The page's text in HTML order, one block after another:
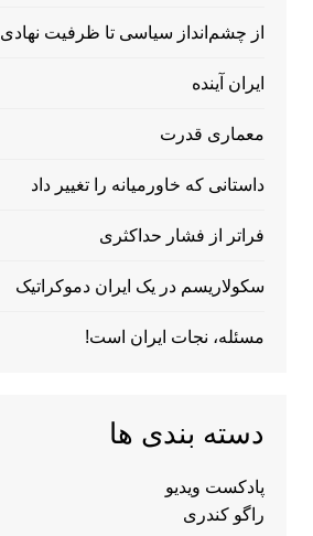
از چشم‌انداز سیاسی تا ظرفیت نهادی
ایران آینده
معماری قدرت
داستانی که خاورمیانه را تغییر داد
فراتر از فشار حداکثری
سکولاریسم در یک ایران دموکراتیک
مسئله، نجات ایران است!
دسته بندی ها
پادکست ویدیو
راگو کندری